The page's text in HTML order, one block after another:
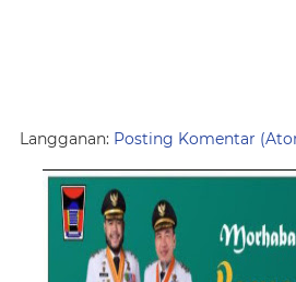
Langganan: Posting Komentar